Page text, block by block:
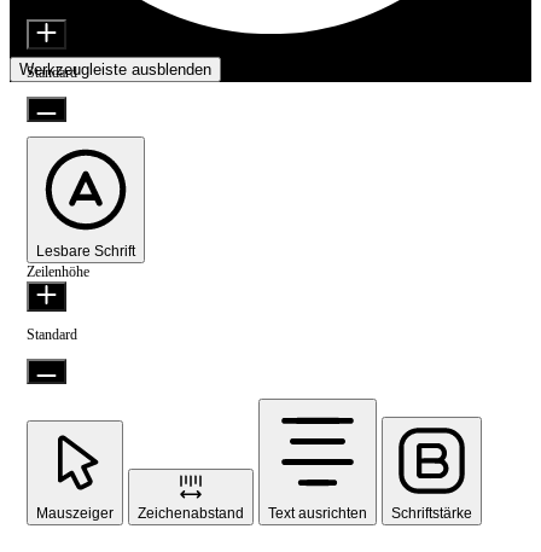
Barrierefreiheitsanpassungen
Werkzeugleiste ausblenden
Standard
Lesbare Schrift
Zeilenhöhe
Standard
Mauszeiger Zeichenabstand Text ausrichten Schriftstärke